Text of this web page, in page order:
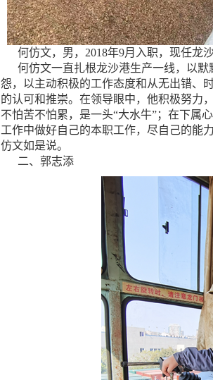
何仿文，男，2018年9月入职，现任龙沙
何仿文一直扎根龙沙港生产一线，以默
怨，以主动积极的工作态度和从无出错、
的认可和推崇。在领导眼中，他积极努力
不怕苦不怕累，是一头“大水牛”；在下属
工作中做好自己的本职工作，尽自己的能
仿文如是说。
二、郭志添